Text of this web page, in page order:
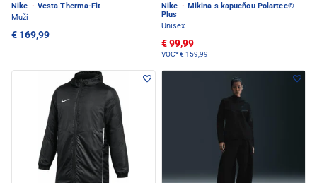
Nike · Vesta Therma-Fit
Muži
€ 169,99
Nike · Mikina s kapucňou Polartec®
Plus
Unisex
€ 99,99
VOC*€ 159,99